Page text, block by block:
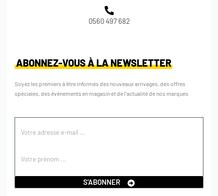
0560 497 682
ABONNEZ-VOUS À LA NEWSLETTER
Soyez les premiers à être informés des nouveaux arrivages, des offres
spéciales, des événements en magasin et de l’actualité de nos marques
S'ABONNER